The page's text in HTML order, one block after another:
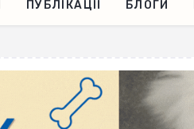
ПУБЛІКАЦІЇ БЛОГИ